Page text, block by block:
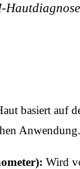
basiert auf
Anwendung.
Wird